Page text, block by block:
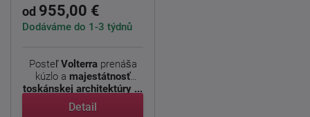
od 955,00 €
Dodáváme do 1-3 týdnů
PosteľVolterraprenáša
kúzlo a majestátnosť
toskánskej architektúry ...
Detail